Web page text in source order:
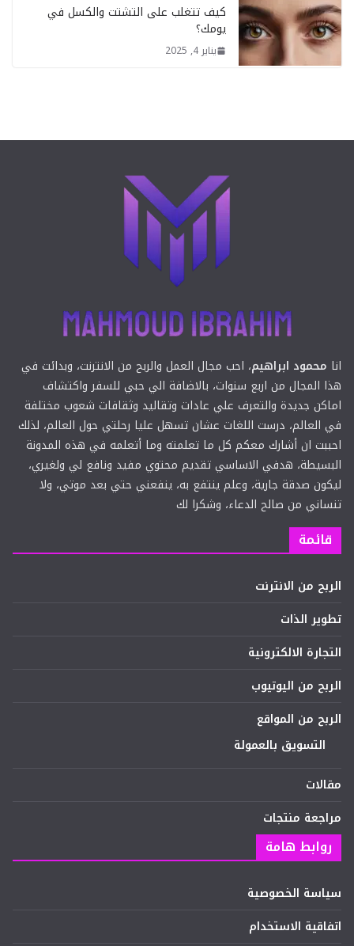
كيف تتغلب على التشتت والكسل في
يومك؟
يناير 4, 2025
انا محمود ابراهيم، احب مجال العمل والربح من الانترنت، وبدائت في
هذا المجال من اربع سنوات، بالاضافة الي حبي للسفر واكتشاف
اماكن جديدة والتعرف علي عادات وتقاليد وثقافات شعوب مختلفة
في العالم، درست اللغات عشان تسهل عليا رحلتي حول العالم، لذلك
احببت ان أشارك معكم كل ما تعلمته وما أتعلمه في هذه المدونة
البسيطة، هدفي الاساسي تقديم محتوي مفيد ونافع لي ولغيري،
ليكون صدقة جارية، وعلم ينتفع به، ينفعني حتي بعد موتي، ولا
تنساني من صالح الدعاء، وشكرا لك
قائمة
الربح من الانترنت
تطوير الذات
التجارة الالكترونية
الربح من اليوتيوب
الربح من المواقع
التسويق بالعمولة
مقالات
مراجعة منتجات
روابط هامة
سياسة الخصوصية
اتفاقية الاستخدام